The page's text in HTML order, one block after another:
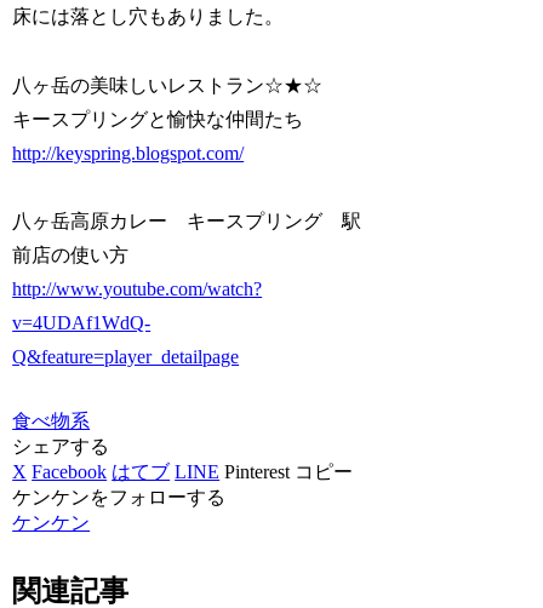
床には落とし穴もありました。
八ヶ岳の美味しいレストラン☆★☆
キースプリングと愉快な仲間たち
http://keyspring.blogspot.com/
八ヶ岳高原カレー キースプリング 駅
前店の使い方
http://www.youtube.com/watch?
v=4UDAf1WdQ-
Q&feature=player_detailpage
食べ物系
シェアする
X Facebook はてブ LINE Pinterest コピー
ケンケンをフォローする
ケンケン
関連記事